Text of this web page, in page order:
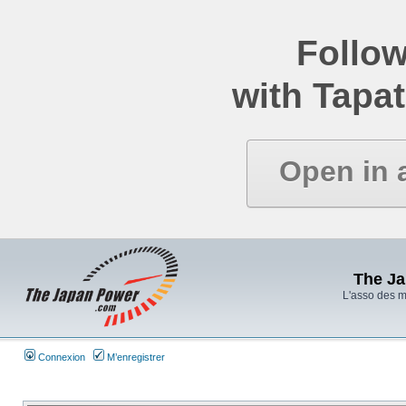
with
Open in
The
L'asso des
Connexion M’enregistrer